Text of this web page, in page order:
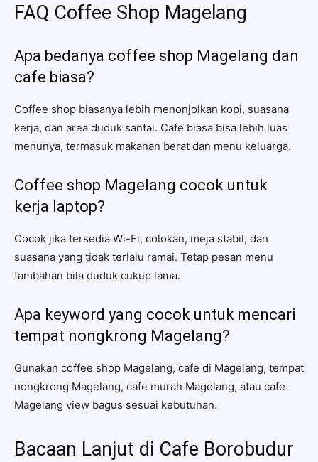
FAQ Coffee Shop Magelang
Apa bedanya coffee shop Magelang dan
cafe biasa?
Coffee shop biasanya lebih menonjolkan kopi, suasana
kerja, dan area duduk santai. Cafe biasa bisa lebih luas
menunya, termasuk makanan berat dan menu keluarga.
Coffee shop Magelang cocok untuk
kerja laptop?
Cocok jika tersedia Wi-Fi, colokan, meja stabil, dan
suasana yang tidak terlalu ramai. Tetap pesan menu
tambahan bila duduk cukup lama.
Apa keyword yang cocok untuk mencari
tempat nongkrong Magelang?
Gunakan coffee shop Magelang, cafe di Magelang, tempat
nongkrong Magelang, cafe murah Magelang, atau cafe
Magelang view bagus sesuai kebutuhan.
Bacaan Lanjut di Cafe Borobudur